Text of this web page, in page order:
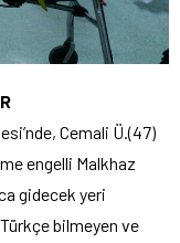
Cemali Ü.(47)
engelli Malkhaz
gidecek yeri
bilmeyen ve